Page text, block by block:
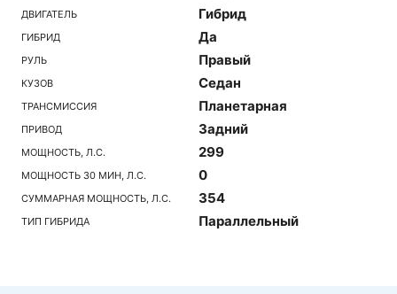
ДВИГАТЕЛЬ Гибрид
ГИБРИД Да
РУЛЬ Правый
КУЗОВ Седан
ТРАНСМИССИЯ Планетарная
ПРИВОД Задний
МОЩНОСТЬ, Л.С. 299
МОЩНОСТЬ 30 МИН, Л.С. 0
СУММАРНАЯ МОЩНОСТЬ, Л.С. 354
ТИП ГИБРИДА Параллельный